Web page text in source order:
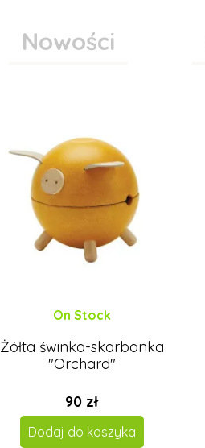
Nowości
On Stock
Żółta świnka-skarbonka
"Orchard"
90 zł
Dodaj do koszyka